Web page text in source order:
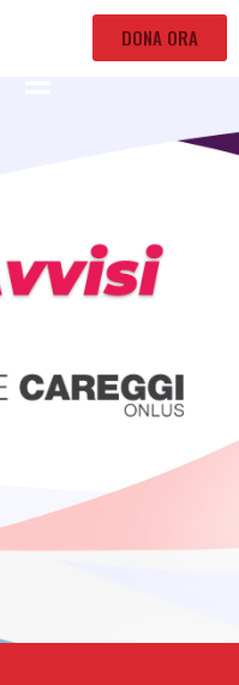
DONA ORA